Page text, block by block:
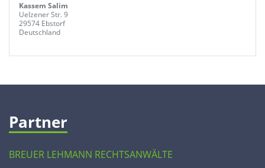
Kassem Salim
Uelzener Str. 9
29574 Ebstorf
Deutschland
Partner
BREUER LEHMANN RECHTSANWÄLTE